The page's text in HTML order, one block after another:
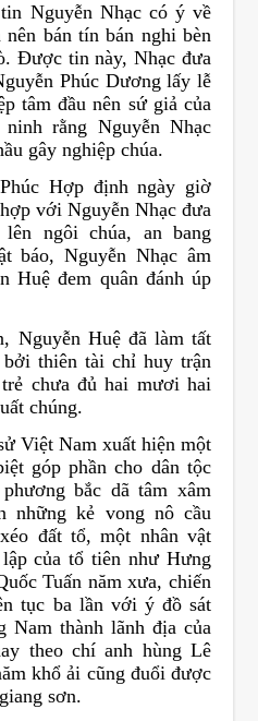
Nguyễn Nhạc có ý về
bán tín bán nghi bèn
Được tin này, Nhạc đưa
Phúc Dương lấy lễ
tâm đầu nên sứ giả của
rằng Nguyễn Nhạc
gây nghiệp chúa.
Hợp định ngày giờ
với Nguyễn Nhạc đưa
ngôi chúa, an bang
báo, Nguyễn Nhạc âm
Huệ đem quân đánh úp
Nguyễn Huệ đã làm tất
thiên tài chỉ huy trận
chưa đủ hai mươi hai
chúng.
Việt Nam xuất hiện một
góp phần cho dân tộc
bắc dã tâm xâm
những kẻ vong nô cầu
đất tổ, một nhân vật
của tổ tiên như Hưng
Tuấn năm xưa, chiến
tục ba lần với ý đồ sát
Nam thành lãnh địa của
theo chí anh hùng Lê
khổ ải cũng đuổi được
sơn.